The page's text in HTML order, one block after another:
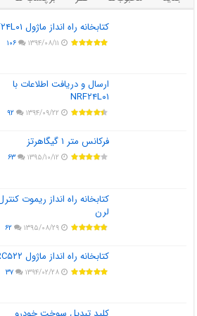
کتابخانه راه انداز ماژول NRF۲۴L۰۱
۱۳۹۴/۰۸/۱۱ ۱۰۶
ارسال و دریافت اطلاعات با
NRF۲۴L۰۱
۱۳۹۴/۰۹/۲۲ ۹۲
فرکانس متر ۱ گیگاهرتز
۱۳۹۵/۱۰/۱۲ ۶۳
کتابخانه راه انداز ریموت
لرن
۱۳۹۵/۰۸/۲۹ ۶۲
کتابخانه راه انداز ماژول MFRC۵۲۲
۱۳۹۴/۰۲/۲۸ ۳۷